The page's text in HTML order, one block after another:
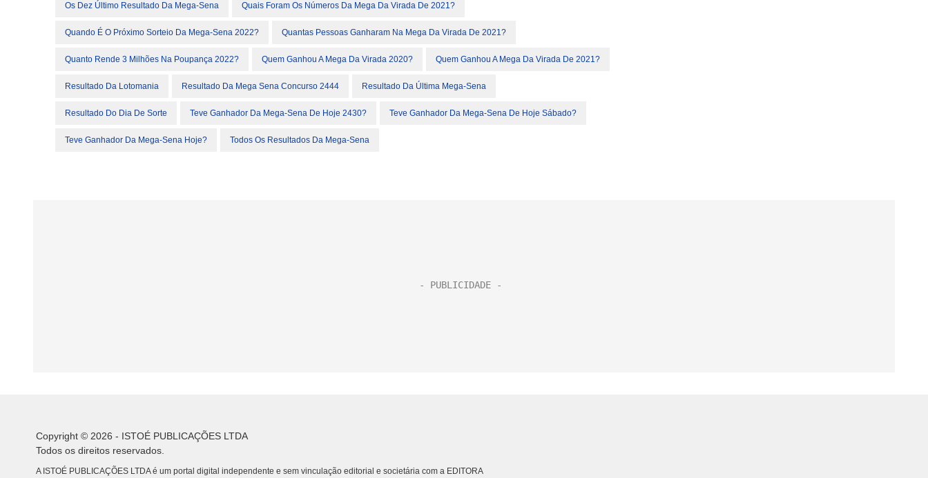
Os Dez Último Resultado Da Mega-Sena Quais Foram Os Números Da Mega Da Virada De 2021?
Quando É O Próximo Sorteio Da Mega-Sena 2022? Quantas Pessoas Ganharam Na Mega Da Virada De 2021?
Quanto Rende 3 Milhões Na Poupança 2022? Quem Ganhou A Mega Da Virada 2020? Quem Ganhou A Mega Da Virada De 2021?
Resultado Da Lotomania Resultado Da Mega Sena Concurso 2444 Resultado Da Última Mega-Sena
Resultado Do Dia De Sorte Teve Ganhador Da Mega-Sena De Hoje 2430? Teve Ganhador Da Mega-Sena De Hoje Sábado?
Teve Ganhador Da Mega-Sena Hoje? Todos Os Resultados Da Mega-Sena
Copyright © 2026 - ISTOÉ PUBLICAÇÕES LTDA
Todos os direitos reservados.
A ISTOÉ PUBLICAÇÕES LTDA é um portal digital independente e sem vinculação editorial e societária com a EDITORA